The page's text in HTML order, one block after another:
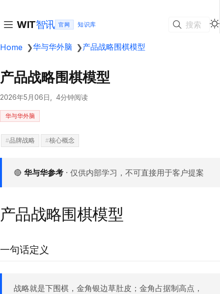
WIT智讯 官网 搜索
Home ❯华与华外脑 ❯产品战略围棋模型
产品战略围棋模型
2026年5月06日 4分钟阅读
华与华外脑
品牌战略 核心概念
🔴 华与华参考 · 仅供内部学习，不可直接用于客户提案
产品战略围棋模型
一句话定义
战略就是下围棋，金角银边草肚皮；金角占据制高点，